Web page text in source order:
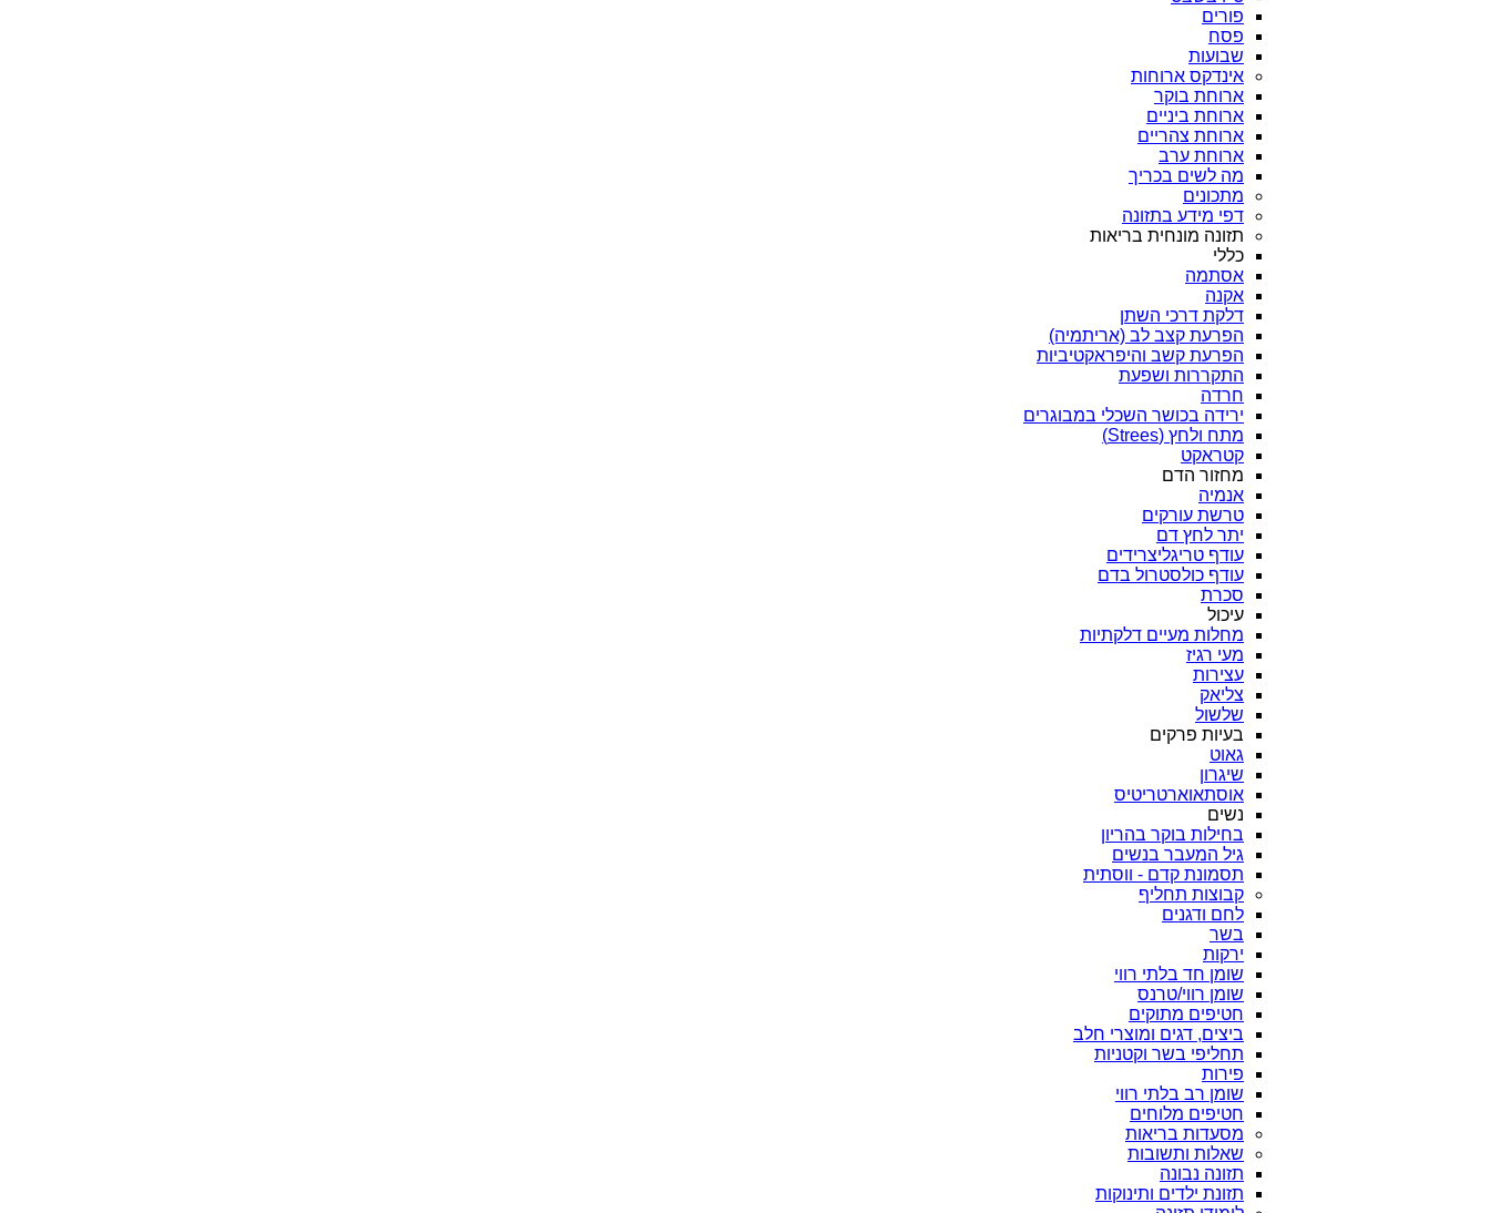
פורים
פסח
שבועות
אינדקס ארוחות
ארוחת בוקר
ארוחת ביניים
ארוחת צהריים
ארוחת ערב
מה לשים בכריך
מתכונים
דפי מידע בתזונה
תזונה מונחית בריאות
כללי
אסתמה
אקנה
דלקת דרכי השתן
הפרעת קצב לב (אריתמיה)
הפרעת קשב והיפראקטיביות
התקררות ושפעת
חרדה
ירידה בכושר השכלי במבוגרים
מתח ולחץ (Strees)
קטראקט
מחזור הדם
אנמיה
טרשת עורקים
יתר לחץ דם
עודף טריגליצרידים
עודף כולסטרול בדם
סכרת
עיכול
מחלות מעיים דלקתיות
מעי רגיז
עצירות
צליאק
שלשול
בעיות פרקים
גאוט
שיגרון
אוסתאוארטריטיס
נשים
בחילות בוקר בהריון
גיל המעבר בנשים
תסמונת קדם - ווסתית
קבוצות תחליף
לחם ודגנים
בשר
ירקות
שומן חד בלתי רווי
שומן רווי/טרנס
חטיפים מתוקים
ביצים, דגים ומוצרי חלב
תחליפי בשר וקטניות
פירות
שומן רב בלתי רווי
חטיפים מלוחים
מסעדות בריאות
שאלות ותשובות
תזונה נבונה
תזונת ילדים ותינוקות